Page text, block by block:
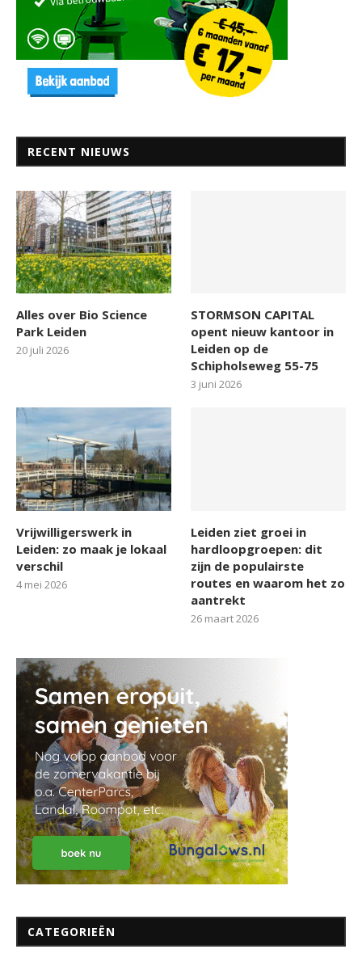
RECENT NIEUWS
Alles over Bio Science
Park Leiden
20 juli 2026
STORMSON CAPITAL
opent nieuw kantoor in
Leiden op de
Schipholseweg 55-75
3 juni 2026
Vrijwilligerswerk in
Leiden: zo maak je lokaal
verschil
4 mei 2026
Leiden ziet groei in
hardloopgroepen: dit
zijn de populairste
routes en waarom het zo
aantrekt
26 maart 2026
CATEGORIEËN